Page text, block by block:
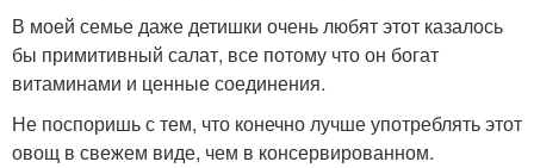
В моей семье даже детишки очень любят этот казалось
бы примитивный салат, все потому что он богат
витаминами и ценные соединения.
Не поспоришь с тем, что конечно лучше употреблять этот
овощ в свежем виде, чем в консервированном.